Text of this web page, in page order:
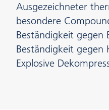
Ausgezeichneter
besondere
Beständigkeit gegen
Beständigkeit gegen
Explosive